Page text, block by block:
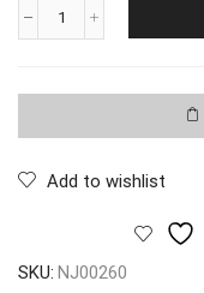
quantité
Mosaico
Add to wishlist
SKU: NJ00260